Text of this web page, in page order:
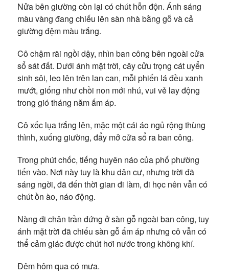
Nửa bên giường còn lại có chút hỗn độn. Ánh sáng
màu vàng đang chiếu lên sàn nhà bằng gỗ và cả
giường đệm màu trắng.
Cô chậm rãi ngồi dậy, nhìn ban công bên ngoài cửa
sổ sát đất. Dưới ánh mặt trời, cây cửu trọng cát uyển
sinh sôi, leo lên trên lan can, mỗi phiến lá đều xanh
mướt, giống như chồi non mới nhú, vui vẻ lay động
trong gió tháng năm ấm áp.
Cô xốc lụa trắng lên, mặc một cái áo ngủ rộng thùng
thình, xuống giường, đẩy mở cửa sổ ra ban công.
Trong phút chốc, tiếng huyên náo của phố phường
tiến vào. Nơi này tuy là khu dân cư, nhưng trời đã
sáng ngời, đã đến thời gian đi làm, đi học nên vẫn có
chút ồn ào, náo động.
Nàng đi chân trần đứng ở sàn gỗ ngoài ban công, tuy
ánh mặt trời đã chiếu sàn gỗ ấm áp nhưng cô vẫn có
thể cảm giác được chút hơi nước trong không khí.
Đêm hôm qua có mưa.